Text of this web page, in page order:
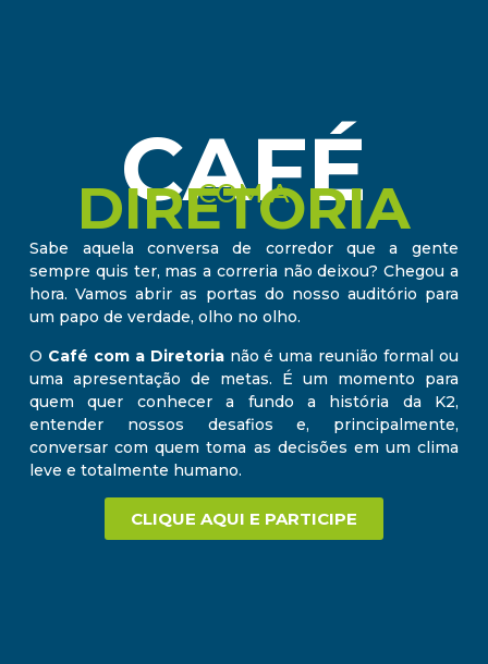
CAFÉ
COM A
DIRETORIA
Sabe aquela conversa de corredor que a gente
sempre quis ter, mas a correria não deixou? Chegou a
hora. Vamos abrir as portas do nosso auditório para
um papo de verdade, olho no olho.
O Café com a Diretorianão é uma reunião formal ou
uma apresentação de metas. É um momento para
quem quer conhecer a fundo a história da K2,
entender nossos desafios e, principalmente,
conversar com quem toma as decisões em um clima
leve e totalmente humano.
CLIQUE AQUI E PARTICIPE